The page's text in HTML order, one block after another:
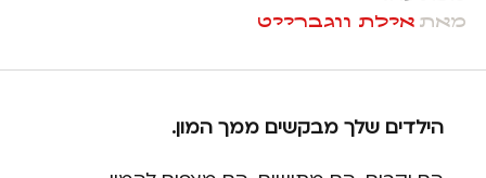
מאת אילת ווגברייט
הילדים שלך מבקשים ממך המון.